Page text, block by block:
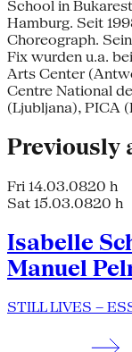
School in
Hamburg. Seit
Choreograph.
Fix wurden u.a.
Arts Center
Centre National
(Ljubljana), PICA
Previously
Fri 14.03.0820 h
Sat 15.03.0820 h
Isabelle
Manuel
STILL LIVES –